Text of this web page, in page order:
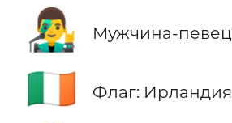
👨‍🎤 Мужчина-певец
🇮🇪 Флаг: Ирландия